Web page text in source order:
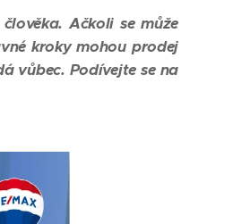
Ačkoli se může
kroky mohou prodej
vůbec. Podívejte se na